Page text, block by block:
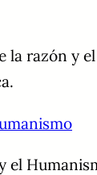
la razón y
el